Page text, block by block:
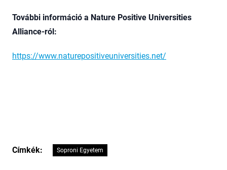
További információ a Nature Positive Universities
Alliance-ról:
https://www.naturepositiveuniversities.net/
Címkék: Soproni Egyetem